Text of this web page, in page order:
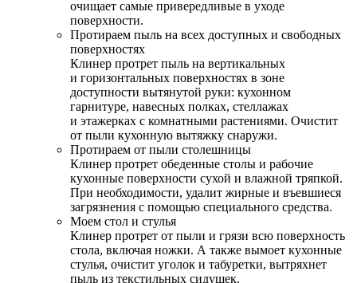
очищает самые привередливые в уходе
поверхности.
Протираем пыль на всех доступных и свободных
поверхностях
Клинер протрет пыль на вертикальных
и горизонтальных поверхностях в зоне
доступности вытянутой руки: кухонном
гарнитуре, навесных полках, стеллажах
и этажерках с комнатными растениями. Очистит
от пыли кухонную вытяжку снаружи.
Протираем от пыли столешницы
Клинер протрет обеденные столы и рабочие
кухонные поверхности сухой и влажной тряпкой.
При необходимости, удалит жирные и въевшиеся
загрязнения с помощью специального средства.
Моем стол и стулья
Клинер протрет от пыли и грязи всю поверхность
стола, включая ножки. А также вымоет кухонные
стулья, очистит уголок и табуретки, вытряхнет
пыль из текстильных сидушек.